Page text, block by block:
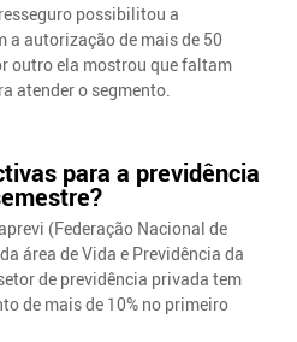
possibilitou a
a autorização de mais de 50
outro ela mostrou que faltam
atender o segmento.
para a previdência
(Federação Nacional de
área de Vida e Previdência da
de previdência privada tem
de mais de 10% no primeiro